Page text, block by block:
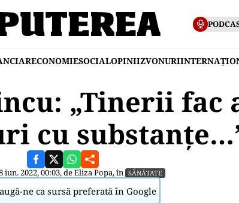
ECONOMIESOCIALOPINIIZVONURI
„Tinerii fac
cu
iun. 2022, 00:03, deEliza Popa, în SĂNĂTATE
ne ca sursă preferată în Google